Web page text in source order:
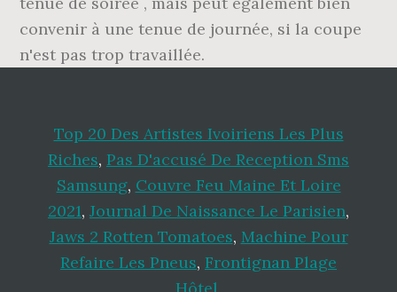
Top 20 Des Artistes Ivoiriens Les Plus
Riches, Pas D'accusé De Reception Sms
Samsung, Couvre Feu Maine Et Loire
2021, Journal De Naissance Le Parisien,
Jaws 2 Rotten Tomatoes, Machine Pour
Refaire Les Pneus, Frontignan Plage